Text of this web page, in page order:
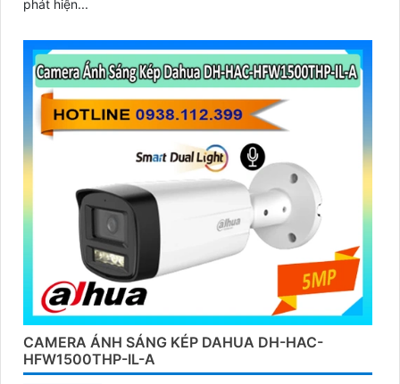
phát hiện...
CAMERA ÁNH SÁNG KÉP DAHUA DH-HAC-
HFW1500THP-IL-A